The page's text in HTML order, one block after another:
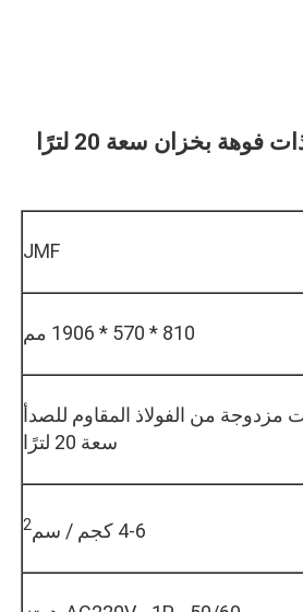
بخزان سعة 20 لترًا
JMF
810 * 570 * 1906 مم
مزدوجة من الفولاذ المقاوم للصدأ
سعة 20 لترًا
4-6 كجم / سم 2